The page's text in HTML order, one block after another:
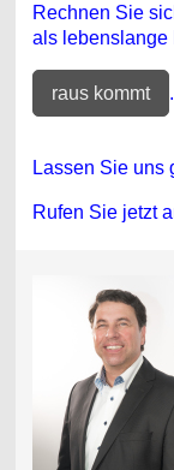
Rechnen Sie
als lebenslange
raus kommt .
Lassen Sie uns
Rufen Sie jetzt